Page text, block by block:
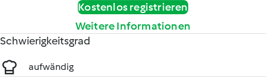
Kostenlos registrieren
Weitere Informationen
Schwierigkeitsgrad
aufwändig